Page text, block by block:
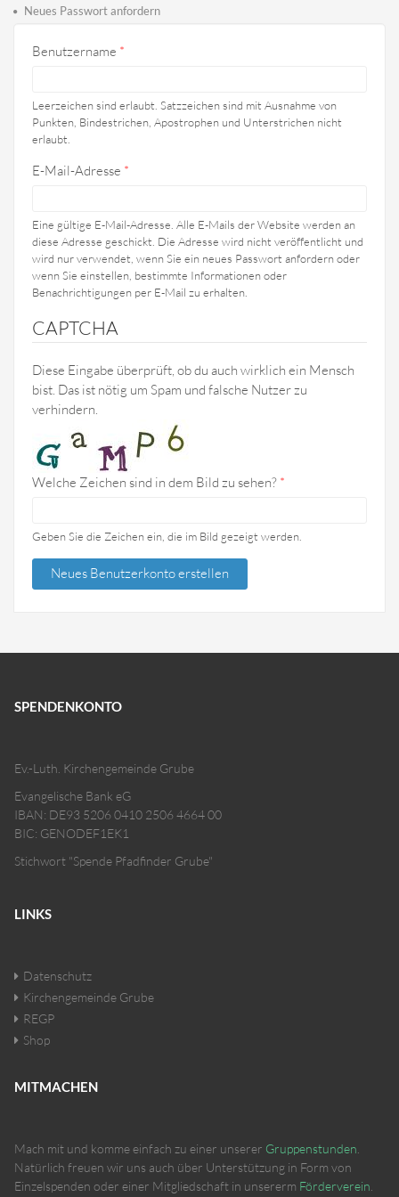
Neues Passwort anfordern
Benutzername *
Leerzeichen sind erlaubt. Satzzeichen sind mit Ausnahme von
Punkten, Bindestrichen, Apostrophen und Unterstrichen nicht
erlaubt.
E-Mail-Adresse *
Eine gültige E-Mail-Adresse. Alle E-Mails der Website werden an
diese Adresse geschickt. Die Adresse wird nicht veröffentlicht und
wird nur verwendet, wenn Sie ein neues Passwort anfordern oder
wenn Sie einstellen, bestimmte Informationen oder
Benachrichtigungen per E-Mail zu erhalten.
CAPTCHA
Diese Eingabe überprüft, ob du auch wirklich ein Mensch
bist. Das ist nötig um Spam und falsche Nutzer zu
verhindern.
Welche Zeichen sind in dem Bild zu sehen? *
Geben Sie die Zeichen ein, die im Bild gezeigt werden.
SPENDENKONTO
Ev.-Luth. Kirchengemeinde Grube
Evangelische Bank eG
IBAN: DE93 5206 0410 2506 4664 00
BIC: GENODEF1EK1
Stichwort "Spende Pfadfinder Grube"
LINKS
Datenschutz
Kirchengemeinde Grube
REGP
Shop
MITMACHEN
Mach mit und komme einfach zu einer unserer Gruppenstunden
Natürlich freuen wir uns auch über Unterstützung in Form von
Einzelspenden oder einer Mitgliedschaft in unsererm Förderverein